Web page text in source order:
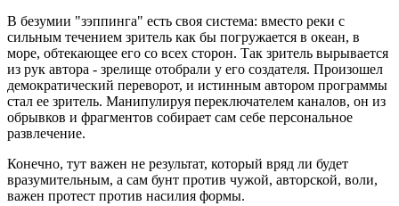
В безумии "зэппинга" есть своя система: вместо реки с
сильным течением зритель как бы погружается в океан, в
море, обтекающее его со всех сторон. Так зритель вырывается
из рук автора - зрелище отобрали у его создателя. Произошел
демократический переворот, и истинным автором программы
стал ее зритель. Манипулируя переключателем каналов, он из
обрывков и фрагментов собирает сам себе персональное
развлечение.
Конечно, тут важен не результат, который вряд ли будет
вразумительным, а сам бунт против чужой, авторской, воли,
важен протест против насилия формы.